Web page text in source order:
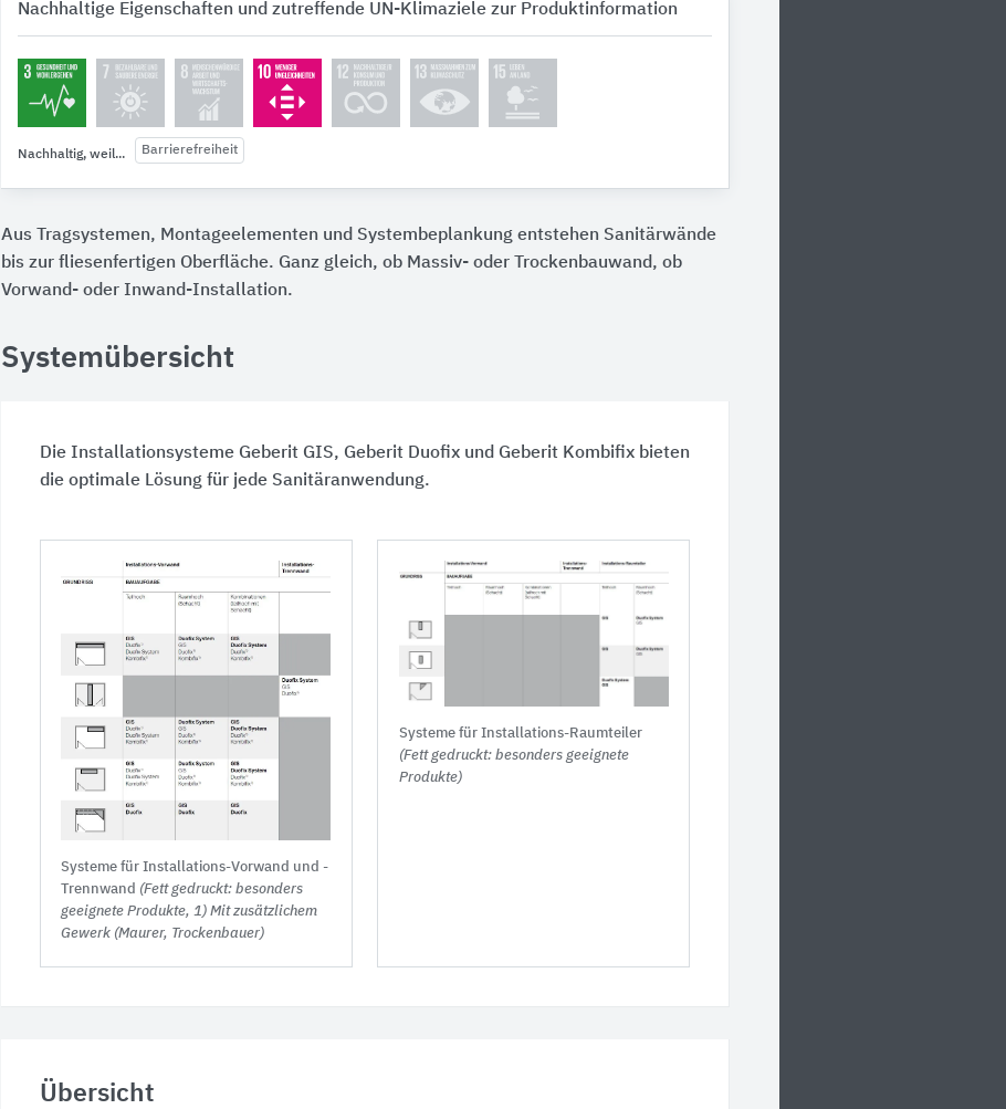
Nachhaltige Eigenschaften und zutreffende UN-Klimaziele zur Produktinformation
Nachhaltig, weil... Barrierefreiheit
Aus Tragsystemen, Montageelementen und Systembeplankung entstehen Sanitärwände
bis zur fliesenfertigen Oberfläche. Ganz gleich, ob Massiv- oder Trockenbauwand, ob
Vorwand- oder Inwand-Installation.
Systemübersicht
Die Installationsysteme Geberit GIS, Geberit Duofix und Geberit Kombifix bieten
die optimale Lösung für jede Sanitäranwendung.
Systeme für Installations-Vorwand und -
Trennwand (Fett gedruckt: besonders
geeignete Produkte, 1) Mit zusätzlichem
Gewerk (Maurer, Trockenbauer)
Systeme für Installations-Raumteiler
(Fett gedruckt: besonders geeignete
Produkte)
Übersicht